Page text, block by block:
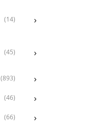
(14) ›
(45) ›
(893) ›
(46) ›
(66) ›